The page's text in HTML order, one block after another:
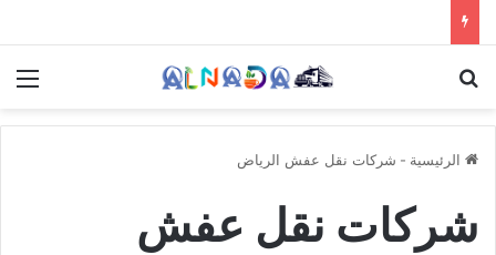
الرئيسية - شركات نقل عفش الرياض
شركات نقل عفش